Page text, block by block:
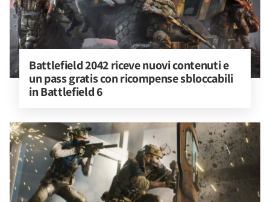
Battlefield 2042 riceve nuovi contenuti e
un pass gratis con ricompense sbloccabili
in Battlefield 6